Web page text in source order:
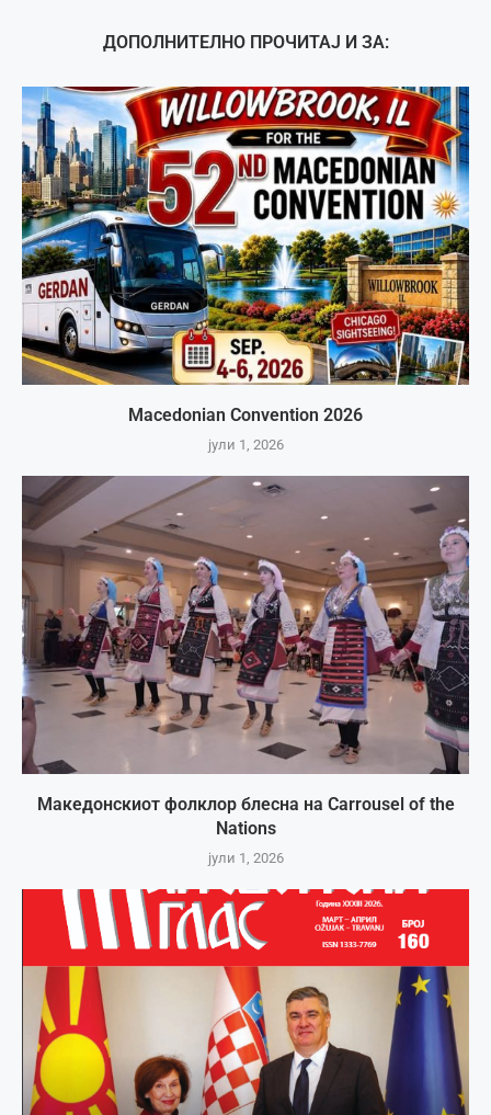
ДОПОЛНИТЕЛНО ПРОЧИТАЈ И ЗА:
Macedonian Convention 2026
јули 1, 2026
Македонскиот фолклор блесна на Carrousel of the
Nations
јули 1, 2026